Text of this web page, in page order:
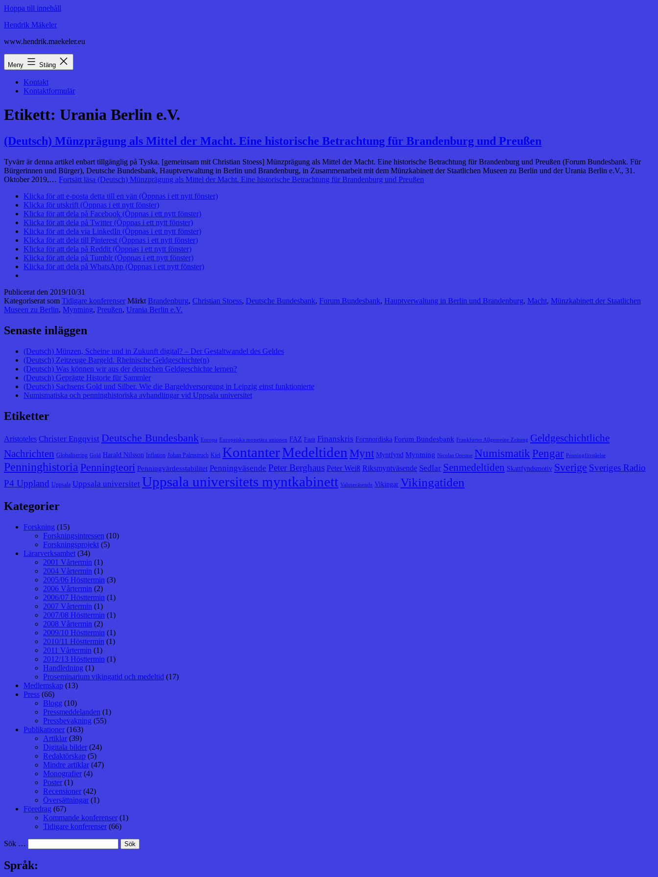
Hoppa till innehåll
Hendrik Mäkeler
www.hendrik.maekeler.eu
Meny Stäng
Kontakt
Kontaktformulär
Etikett: Urania Berlin e.V.
(Deutsch) Münzprägung als Mittel der Macht. Eine historische Betrachtung für Brandenburg und Preußen
Tyvärr är denna artikel enbart tillgänglig på Tyska. [gemeinsam mit Christian Stoess] Münzprägung als Mittel der Macht. Eine historische Betrachtung für Brandenburg und Preußen (Forum Bundesbank. Für
Bürgerinnen und Bürger), Deutsche Bundesbank, Hauptverwaltung in Berlin und Brandenburg, in Zusammenarbeit mit dem Münzkabinett der Staatlichen Museen zu Berlin und der Urania Berlin e.V., 31.
Oktober 2019,… Fortsätt läsa (Deutsch) Münzprägung als Mittel der Macht. Eine historische Betrachtung für Brandenburg und Preußen
Klicka för att e-posta detta till en vän (Öppnas i ett nytt fönster)
Klicka för utskrift (Öppnas i ett nytt fönster)
Klicka för att dela på Facebook (Öppnas i ett nytt fönster)
Klicka för att dela på Twitter (Öppnas i ett nytt fönster)
Klicka för att dela via LinkedIn (Öppnas i ett nytt fönster)
Klicka för att dela till Pinterest (Öppnas i ett nytt fönster)
Klicka för att dela på Reddit (Öppnas i ett nytt fönster)
Klicka för att dela på Tumblr (Öppnas i ett nytt fönster)
Klicka för att dela på WhatsApp (Öppnas i ett nytt fönster)
Publicerat den 2019/10/31
Kategoriserat som Tidigare konferenser Märkt Brandenburg, Christian Stoess, Deutsche Bundesbank, Forum Bundesbank, Hauptverwaltung in Berlin und Brandenburg, Macht, Münzkabinett der Staatlichen
Museen zu Berlin, Myntning, Preußen, Urania Berlin e.V.
Senaste inläggen
(Deutsch) Münzen, Scheine und in Zukunft digital? – Der Gestaltwandel des Geldes
(Deutsch) Zeitzeuge Bargeld. Rheinische Geldgeschichte(n)
(Deutsch) Was können wir aus der deutschen Geldgeschichte lernen?
(Deutsch) Geprägte Historie für Sammler
(Deutsch) Sachsens Gold und Silber. Wie die Bargeldversorgung in Leipzig einst funktionierte
Numismatiska och penninghistoriska avhandlingar vid Uppsala universitet
Etiketter
Aristoteles Christer Engqvist Deutsche Bundesbank Europa Europeiska monetära unionen FAZ Fazit Finanskris Fornnordiska Forum Bundesbank Frankfurter Allgemeine Zeitung Geldgeschichtliche
Nachrichten Globalisering Gold Harald Nilsson Inflation Johan Palmstruch Kiel KontanterMedeltiden Mynt Myntfynd Myntning Nicolas Oresme Numismatik Pengar Penningförståelse
Penninghistoria Penningteori Penningvärdesstabilitet Penningväsende Peter Berghaus Peter Weiß Riksmyntväsende Sedlar Senmedeltiden Skattfyndsmotiv Sverige Sveriges Radio
P4 Uppland Uppsala Uppsala universitet Uppsala universitets myntkabinett Valutaväsende Vikingar Vikingatiden
Kategorier
Forskning (15)
Forskningsintressen (10)
Forskningsprojekt (5)
Lärarverksamhet (34)
2001 Vårtermin (1)
2004 Vårtermin (1)
2005/06 Hösttermin (3)
2006 Vårtermin (2)
2006/07 Hösttermin (1)
2007 Vårtermin (1)
2007/08 Hösttermin (1)
2008 Vårtermin (2)
2009/10 Hösttermin (1)
2010/11 Hösttermin (1)
2011 Vårtermin (1)
2012/13 Hösttermin (1)
Handledning (1)
Proseminarium vikingatid och medeltid (17)
Medlemskap (13)
Press (66)
Blogg (10)
Pressmeddelanden (1)
Pressbevakning (55)
Publikationer (163)
Artiklar (39)
Digitala bilder (24)
Redaktörskap (5)
Mindre artiklar (47)
Monografier (4)
Poster (1)
Recensioner (42)
Översättningar (1)
Föredrag (67)
Kommande konferenser (1)
Tidigare konferenser (66)
Sök …
Språk: